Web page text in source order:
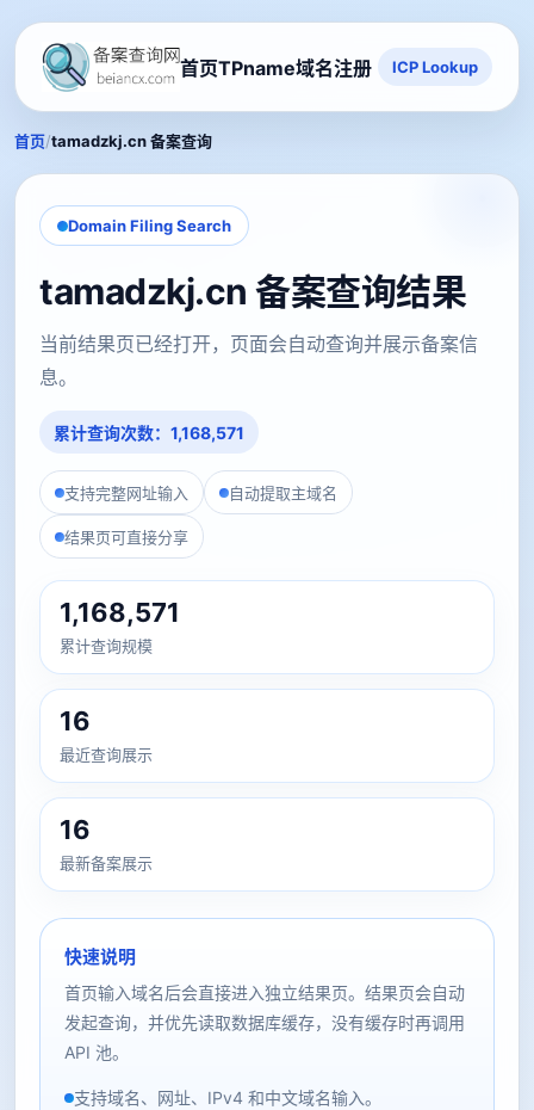
首页TPname域名注册 ICP Lookup
首页/tamadzkj.cn 备案查询
Domain Filing Search
tamadzkj.cn 备案查询结果
当前结果页已经打开，页面会自动查询并展示备案信
息。
累计查询次数：1,168,571
支持完整网址输入 自动提取主域名
结果页可直接分享
1,168,571
累计查询规模
16
最近查询展示
16
最新备案展示
快速说明
首页输入域名后会直接进入独立结果页。结果页会自动
发起查询，并优先读取数据库缓存，没有缓存时再调用
API 池。
支持域名、网址、IPv4 和中文域名输入。